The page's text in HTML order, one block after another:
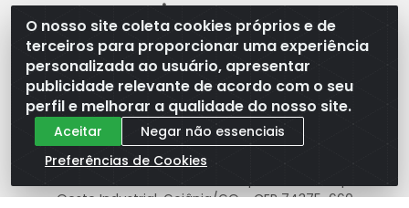
O nosso site coleta cookies próprios e de
terceiros para proporcionar uma experiência
personalizada ao usuário, apresentar
publicidade relevante de acordo com o seu
perfil e melhorar a qualidade do nosso site.
Aceitar
Negar não essenciais
Preferências de Cookies
Linkedin
Formas de Pagamento
WB Componentes Automotivos LTDA - CNPJ
Oeste Industrial, Goiânia/GO - CEP 74375-660